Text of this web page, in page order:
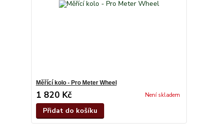
Měřící kolo - Pro Meter Wheel
1 820 Kč Není skladem
Přidat do košíku